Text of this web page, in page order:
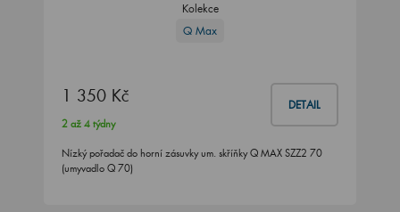
Kolekce
Q Max
1 350 Kč DETAIL
2 až 4 týdny
Nízký pořadač do horní zásuvky um. skříňky Q MAX SZZ2 70
(umyvadlo Q 70)